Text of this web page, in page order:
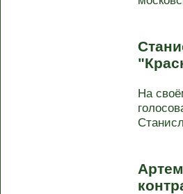
На